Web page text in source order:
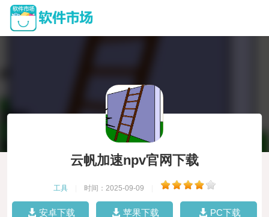
云帆加速npv官网下载
工具 时间：2025-09-09
安卓下载 苹果下载 PC下载